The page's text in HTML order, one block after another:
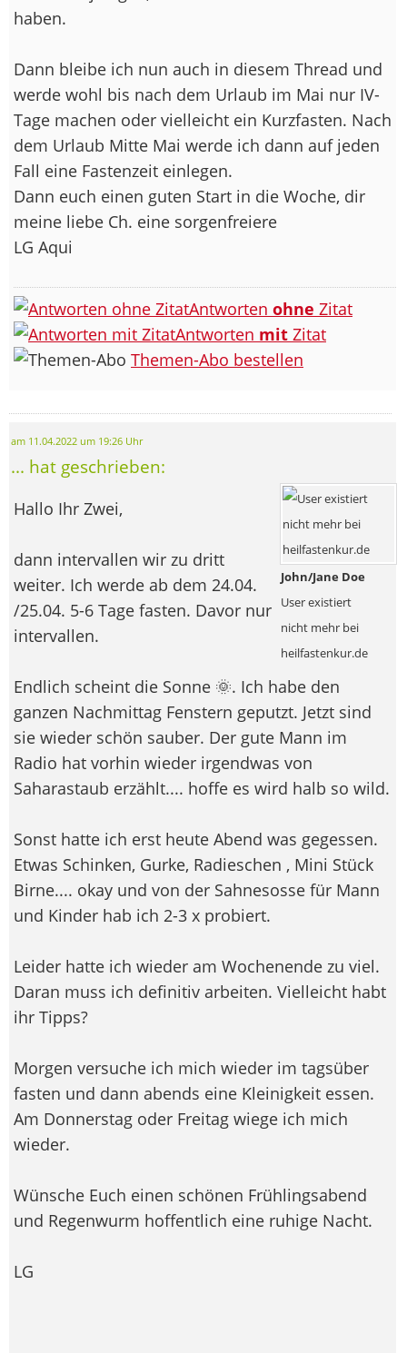
haben.
Dann bleibe ich nun auch in diesem Thread und
werde wohl bis nach dem Urlaub im Mai nur IV-
Tage machen oder vielleicht ein Kurzfasten. Nach
dem Urlaub Mitte Mai werde ich dann auf jeden
Fall eine Fastenzeit einlegen.
Dann euch einen guten Start in die Woche, dir
meine liebe Ch. eine sorgenfreiere
LG Aqui
Antworten ohne Zitat
Antworten mit Zitat
Themen-Abo bestellen
am 11.04.2022 um 19:26 Uhr
... hat geschrieben:
John/Jane Doe
User existiert
nicht mehr bei
heilfastenkur.de
Hallo Ihr Zwei,
dann intervallen wir zu dritt
weiter. Ich werde ab dem 24.04.
/25.04. 5-6 Tage fasten. Davor nur
intervallen.
Endlich scheint die Sonne 🌞. Ich habe den
ganzen Nachmittag Fenstern geputzt. Jetzt sind
sie wieder schön sauber. Der gute Mann im
Radio hat vorhin wieder irgendwas von
Saharastaub erzählt.... hoffe es wird halb so wild.
Sonst hatte ich erst heute Abend was gegessen.
Etwas Schinken, Gurke, Radieschen , Mini Stück
Birne.... okay und von der Sahnesosse für Mann
und Kinder hab ich 2-3 x probiert.
Leider hatte ich wieder am Wochenende zu viel.
Daran muss ich definitiv arbeiten. Vielleicht habt
ihr Tipps?
Morgen versuche ich mich wieder im tagsüber
fasten und dann abends eine Kleinigkeit essen.
Am Donnerstag oder Freitag wiege ich mich
wieder.
Wünsche Euch einen schönen Frühlingsabend
und Regenwurm hoffentlich eine ruhige Nacht.
LG